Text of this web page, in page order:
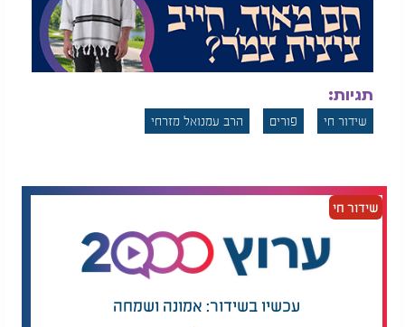
תגיות:
שידור חי פורים הרב עמנואל מזרחי
שידור חי
עכשיו בשידור: אמונה ושמחה